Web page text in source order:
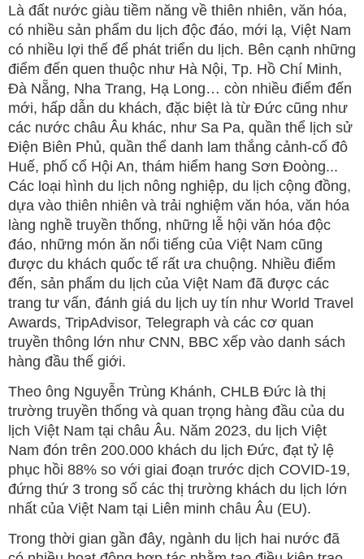
Là đất nước giàu tiềm năng về thiên nhiên, văn hóa,
có nhiều sản phẩm du lịch độc đáo, mới lạ, Việt Nam
có nhiều lợi thế để phát triển du lịch. Bên cạnh những
điểm đến quen thuộc như Hà Nội, Tp. Hồ Chí Minh,
Đà Nẵng, Nha Trang, Hạ Long… còn nhiều điểm đến
mới, hấp dẫn du khách, đặc biệt là từ Đức cũng như
các nước châu Âu khác, như Sa Pa, quần thể lịch sử
Điện Biên Phủ, quần thể danh lam thắng cảnh-cố đô
Huế, phố cổ Hội An, thám hiểm hang Sơn Đoòng...
Các loại hình du lịch nông nghiệp, du lịch cộng đồng,
dựa vào thiên nhiên và trải nghiệm văn hóa, văn hóa
làng nghề truyền thống, những lễ hội văn hóa độc
đáo, những món ăn nổi tiếng của Việt Nam cũng
được du khách quốc tế rất ưa chuộng. Nhiều điểm
đến, sản phẩm du lịch của Việt Nam đã được các
trang tư vấn, đánh giá du lịch uy tín như World Travel
Awards, TripAdvisor, Telegraph và các cơ quan
truyền thông lớn như CNN, BBC xếp vào danh sách
hàng đầu thế giới.
Theo ông Nguyễn Trùng Khánh, CHLB Đức là thị
trường truyền thống và quan trọng hàng đầu của du
lịch Việt Nam tại châu Âu. Năm 2023, du lịch Việt
Nam đón trên 200.000 khách du lịch Đức, đạt tỷ lệ
phục hồi 88% so với giai đoạn trước dịch COVID-19,
đứng thứ 3 trong số các thị trường khách du lịch lớn
nhất của Việt Nam tại Liên minh châu Âu (EU).
Trong thời gian gần đây, ngành du lịch hai nước đã